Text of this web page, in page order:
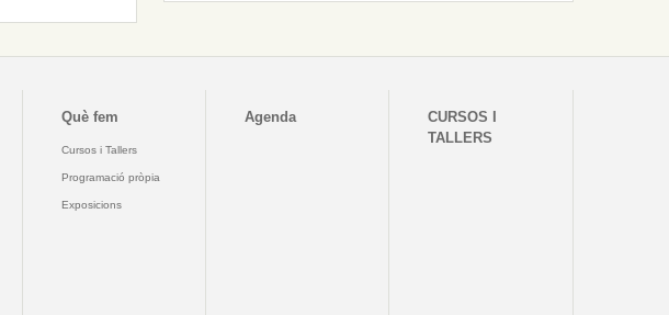
Què fem
Cursos i Tallers
Programació pròpia
Exposicions
Agenda
CURSOS I
TALLERS